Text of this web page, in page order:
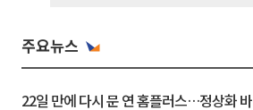
주요뉴스
22일 만에 다시 문 연 홈플러스…정상화 바